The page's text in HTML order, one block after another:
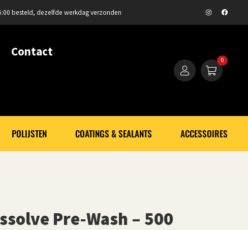
besteld, dezelfde werkdag verzonden
Contact
0
POLIJSTEN COATINGS & SEALANTS ACCESSOIRES
Pre-Wash – 500